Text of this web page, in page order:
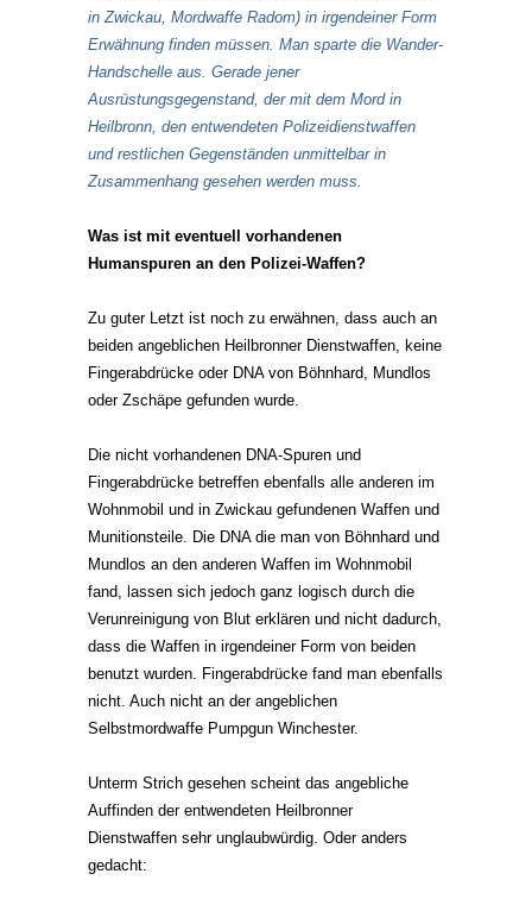
in Zwickau, Mordwaffe Radom) in irgendeiner Form
Erwähnung finden müssen. Man sparte die Wander-
Handschelle aus. Gerade jener
Ausrüstungsgegenstand, der mit dem Mord in
Heilbronn, den entwendeten Polizeidienstwaffen
und restlichen Gegenständen unmittelbar in
Zusammenhang gesehen werden muss.
Was ist mit eventuell vorhandenen
Humanspuren an den Polizei-Waffen?
Zu guter Letzt ist noch zu erwähnen, dass auch an
beiden angeblichen Heilbronner Dienstwaffen, keine
Fingerabdrücke oder DNA von Böhnhard, Mundlos
oder Zschäpe gefunden wurde.
Die nicht vorhandenen DNA-Spuren und
Fingerabdrücke betreffen ebenfalls alle anderen im
Wohnmobil und in Zwickau gefundenen Waffen und
Munitionsteile. Die DNA die man von Böhnhard und
Mundlos an den anderen Waffen im Wohnmobil
fand, lassen sich jedoch ganz logisch durch die
Verunreinigung von Blut erklären und nicht dadurch,
dass die Waffen in irgendeiner Form von beiden
benutzt wurden. Fingerabdrücke fand man ebenfalls
nicht. Auch nicht an der angeblichen
Selbstmordwaffe Pumpgun Winchester.
Unterm Strich gesehen scheint das angebliche
Auffinden der entwendeten Heilbronner
Dienstwaffen sehr unglaubwürdig. Oder anders
gedacht: